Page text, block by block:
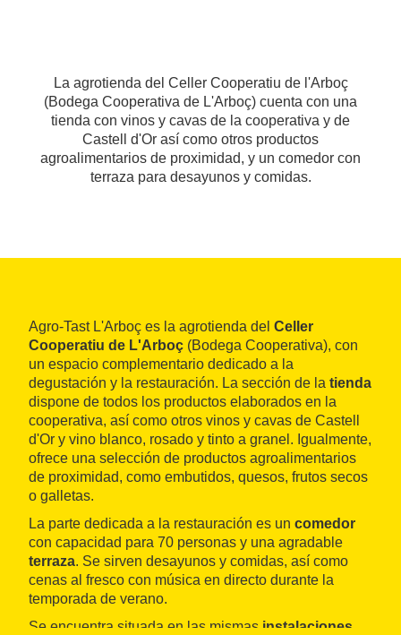
La agrotienda del Celler Cooperatiu de l'Arboç
(Bodega Cooperativa de L'Arboç) cuenta con una
tienda con vinos y cavas de la cooperativa y de
Castell d'Or así como otros productos
agroalimentarios de proximidad, y un comedor con
terraza para desayunos y comidas.
Agro-Tast L'Arboç es la agrotienda del Celler
Cooperatiu de L'Arboç (Bodega Cooperativa), con
un espacio complementario dedicado a la
degustación y la restauración. La sección de la tienda
dispone de todos los productos elaborados en la
cooperativa, así como otros vinos y cavas de Castell
d'Or y vino blanco, rosado y tinto a granel. Igualmente,
ofrece una selección de productos agroalimentarios
de proximidad, como embutidos, quesos, frutos secos
o galletas.
La parte dedicada a la restauración es un comedor
con capacidad para 70 personas y una agradable
terraza. Se sirven desayunos y comidas, así como
cenas al fresco con música en directo durante la
temporada de verano.
Se encuentra situada en las mismas instalaciones